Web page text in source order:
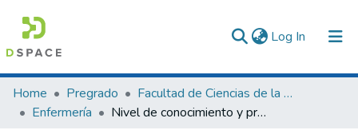
Log In (current)
Communities & Collections
All of DSpace
Home Pregrado
Facultad de Ciencias de la Salud
Enfermería
Nivel de conocimiento y prácticas de medidas de bioseguridad en internos de enfermería Hospital II EsSalud Jorge Reátegui Delgado Piura - 2016.